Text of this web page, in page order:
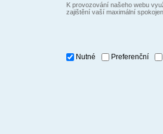
K provozování našeho webu
zajištění vaší maximální
Nutné Preferenční